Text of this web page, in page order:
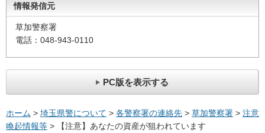
情報発信元
草加警察署
電話：048-943-0110
PC版を表示する
ホーム > 埼玉県警について > 各警察署の連絡先 > 草加警察署 > 注意
喚起情報等 > 【注意】あなたの資産が狙われています